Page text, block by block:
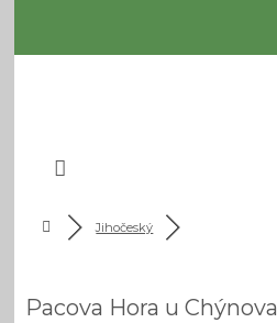
Jihočeský
Pacova Hora u Chýnova